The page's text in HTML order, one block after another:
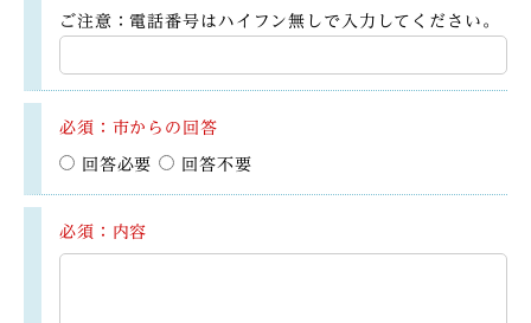
ご注意：電話番号はハイフン無しで入力してください。
必須：市からの回答
回答必要 回答不要
必須：内容